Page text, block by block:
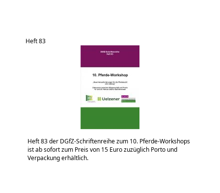
Heft 83
Heft 83 der DGfZ-Schriftenreihe zum 10. Pferde-Workshops
ist ab sofort zum Preis von 15 Euro zuzüglich Porto und
Verpackung erhältlich.